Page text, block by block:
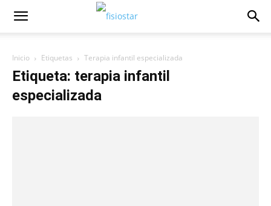
Inicio Etiquetas Terapia infantil especializada
Etiqueta: terapia infantil
especializada